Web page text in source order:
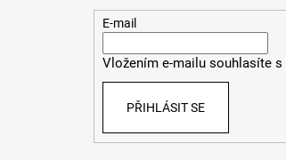
E-mail
Vložením e-mailu souhlasíte s
PŘIHLÁSIT SE